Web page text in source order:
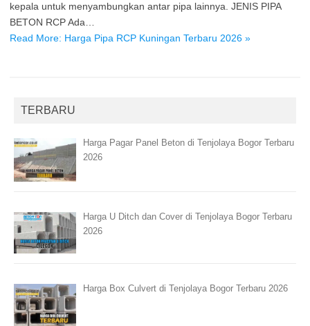
kepala untuk menyambungkan antar pipa lainnya. JENIS PIPA
BETON RCP Ada…
Read More: Harga Pipa RCP Kuningan Terbaru 2026 »
TERBARU
Harga Pagar Panel Beton di Tenjolaya Bogor Terbaru
2026
Harga U Ditch dan Cover di Tenjolaya Bogor Terbaru
2026
Harga Box Culvert di Tenjolaya Bogor Terbaru 2026